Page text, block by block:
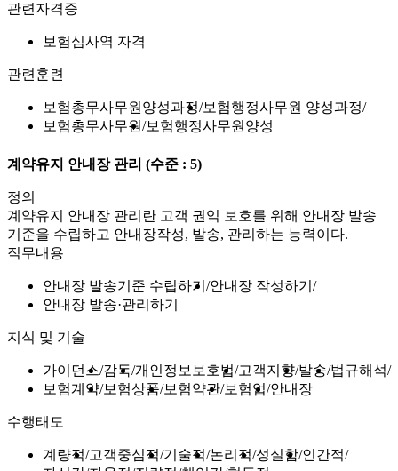
관련자격증
보험심사역 자격
관련훈련
보험총무사무원양성과정 보험행정사무원 양성과정
보험총무사무원 보험행정사무원양성
계약유지 안내장 관리 (수준 : 5)
정의
계약유지 안내장 관리란 고객 권익 보호를 위해 안내장 발송
기준을 수립하고 안내장작성, 발송, 관리하는 능력이다.
직무내용
안내장 발송기준 수립하기
안내장 작성하기
안내장 발송·관리하기
지식 및 기술
가이던스 감독 개인정보보호법 고객지향 발송 법규해석
보험계약 보험상품 보험약관 보험업 안내장
수행태도
계량적 고객중심적 기술적 논리적 성실함 인간적